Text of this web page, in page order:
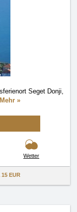
Seget Donji,
Mehr »
Wetter
15 EUR